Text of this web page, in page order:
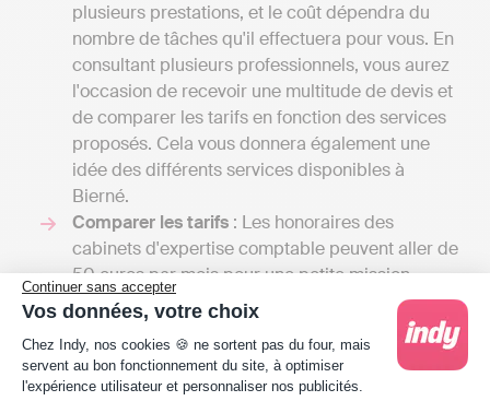
Continuer sans accepter
Vos données, votre choix
Plateforme de Gestion du Consentement :
Chez Indy, nos cookies 🍪 ne sortent pas du four, mais
servent au bon fonctionnement du site, à optimiser
l'expérience utilisateur et personnaliser nos publicités.
plusieurs prestations, et le coût dépendra du
nombre de tâches qu'il effectuera pour vous. En
consultant plusieurs professionnels, vous aurez
l'occasion de recevoir une multitude de devis et
de comparer les tarifs en fonction des services
proposés. Cela vous donnera également une
idée des différents services disponibles à
Bierné.
Comparer les tarifs : Les honoraires des
cabinets d'expertise comptable peuvent aller de
50 euros par mois pour une petite mission
confiée à un comptable indépendant, à
plusieurs milliers d'euros si votre entreprise
nécessite une comptabilité plus complexe. En
comparaison, pour une solution en ligne comme